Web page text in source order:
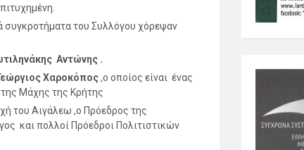
συγκροτήματα του Συλλόγου χόρεψαν
Αντώνης .
Χαροκόπος,ο οποίος είναι ένας
Μάχης της Κρήτης
του Αιγάλεω ,ο Πρόεδρος της
και πολλοί Πρόεδροι Πολιτιστικών